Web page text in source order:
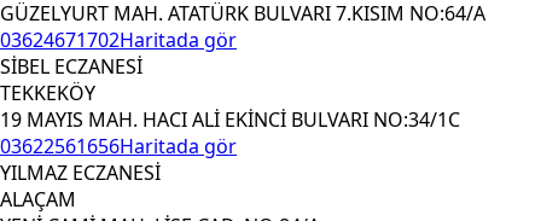
GÜZELYURT MAH. ATATÜRK BULVARI 7.KISIM NO:64/A
03624671702Haritada gör
SİBEL ECZANESİ
TEKKEKÖY
19 MAYIS MAH. HACI ALİ EKİNCİ BULVARI NO:34/1C
03622561656Haritada gör
YILMAZ ECZANESİ
ALAÇAM